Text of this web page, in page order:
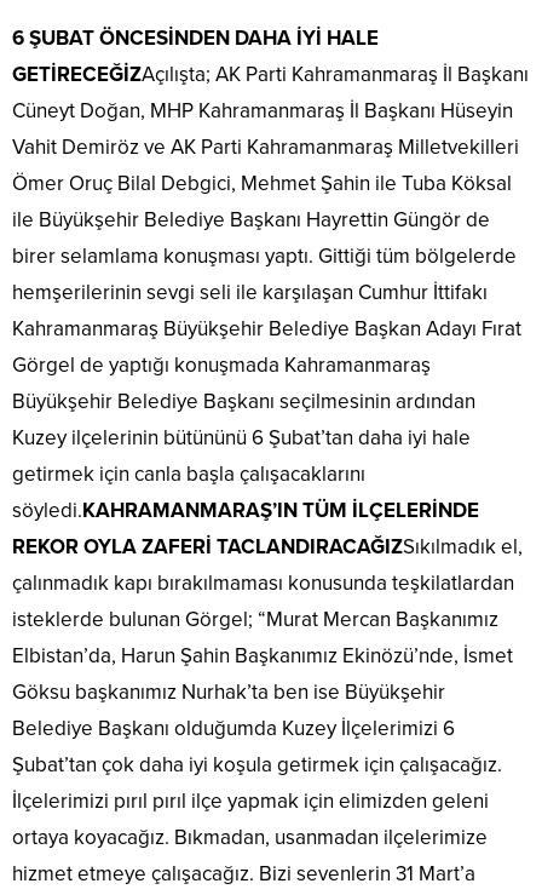
6 ŞUBAT ÖNCESİNDEN DAHA İYİ HALE
GETİRECEĞİZAçılışta; AK Parti Kahramanmaraş İl Başkanı
Cüneyt Doğan, MHP Kahramanmaraş İl Başkanı Hüseyin
Vahit Demiröz ve AK Parti Kahramanmaraş Milletvekilleri
Ömer Oruç Bilal Debgici, Mehmet Şahin ile Tuba Köksal
ile Büyükşehir Belediye Başkanı Hayrettin Güngör de
birer selamlama konuşması yaptı. Gittiği tüm bölgelerde
hemşerilerinin sevgi seli ile karşılaşan Cumhur İttifakı
Kahramanmaraş Büyükşehir Belediye Başkan Adayı Fırat
Görgel de yaptığı konuşmada Kahramanmaraş
Büyükşehir Belediye Başkanı seçilmesinin ardından
Kuzey ilçelerinin bütününü 6 Şubat’tan daha iyi hale
getirmek için canla başla çalışacaklarını
söyledi.KAHRAMANMARAŞ’IN TÜM İLÇELERİNDE
REKOR OYLA ZAFERİ TACLANDIRACAĞIZSıkılmadık el,
çalınmadık kapı bırakılmaması konusunda teşkilatlardan
isteklerde bulunan Görgel; “Murat Mercan Başkanımız
Elbistan’da, Harun Şahin Başkanımız Ekinözü’nde, İsmet
Göksu başkanımız Nurhak’ta ben ise Büyükşehir
Belediye Başkanı olduğumda Kuzey İlçelerimizi 6
Şubat’tan çok daha iyi koşula getirmek için çalışacağız.
İlçelerimizi pırıl pırıl ilçe yapmak için elimizden geleni
ortaya koyacağız. Bıkmadan, usanmadan ilçelerimize
hizmet etmeye çalışacağız. Bizi sevenlerin 31 Mart’a